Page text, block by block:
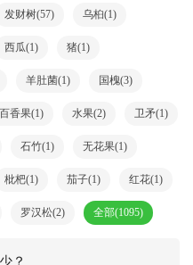
发财树(57) 乌桕(1)
西瓜(1) 猪(1)
羊肚菌(1) 国槐(3)
百香果(1) 水果(2) 卫矛(1)
石竹(1) 无花果(1)
枇杷(1) 茄子(1) 红花(1)
罗汉松(2) 全部(1095)
？